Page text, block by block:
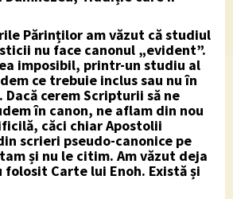
Părinților am văzut că studiul
nu face canonul „evident”.
imposibil, printr-un studiu al
ce trebuie inclus sau nu în
cerem Scripturii să ne
în canon, ne aflam din nou
căci chiar Apostolii
scrieri pseudo-canonice pe
și nu le citim. Am văzut deja
folosit Carte lui Enoh. Există și